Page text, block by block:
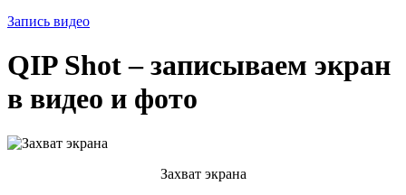
Запись видео
QIP Shot – записываем экран
в видео и фото
Захват экрана